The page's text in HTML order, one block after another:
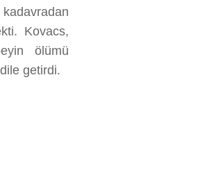
Kovacs,
ölümü
dile getirdi.